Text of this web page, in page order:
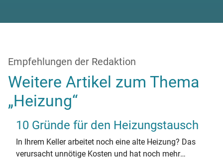
Empfehlungen der Redaktion
Weitere Artikel zum Thema
„Heizung“
10 Gründe für den Heizungstausch
In Ihrem Keller arbeitet noch eine alte Heizung? Das
verursacht unnötige Kosten und hat noch mehr